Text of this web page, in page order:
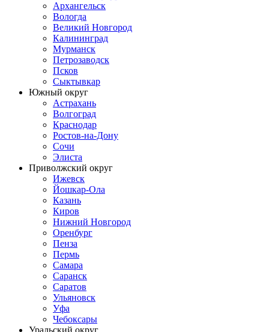
Архангельск
Вологда
Великий Новгород
Калининград
Мурманск
Петрозаводск
Псков
Сыктывкар
Южный округ
Астрахань
Волгоград
Краснодар
Ростов-на-Дону
Сочи
Элиста
Приволжский округ
Ижевск
Йошкар-Ола
Казань
Киров
Нижний Новгород
Оренбург
Пенза
Пермь
Самара
Саранск
Саратов
Ульяновск
Уфа
Чебоксары
Уральский округ